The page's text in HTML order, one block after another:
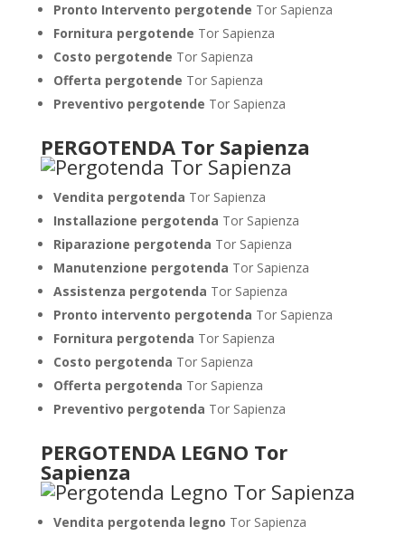
Pronto Intervento pergotende Tor Sapienza
Fornitura pergotende Tor Sapienza
Costo pergotende Tor Sapienza
Offerta pergotende Tor Sapienza
Preventivo pergotende Tor Sapienza
PERGOTENDA Tor Sapienza
Vendita pergotenda Tor Sapienza
Installazione pergotenda Tor Sapienza
Riparazione pergotenda Tor Sapienza
Manutenzione pergotenda Tor Sapienza
Assistenza pergotenda Tor Sapienza
Pronto intervento pergotenda Tor Sapienza
Fornitura pergotenda Tor Sapienza
Costo pergotenda Tor Sapienza
Offerta pergotenda Tor Sapienza
Preventivo pergotenda Tor Sapienza
PERGOTENDA LEGNO Tor
Sapienza
Vendita pergotenda legno Tor Sapienza